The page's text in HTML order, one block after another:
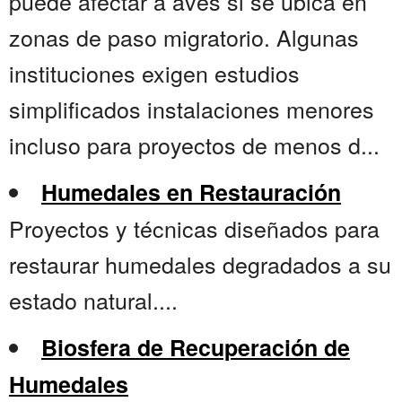
zonas de paso migratorio. Algunas
instituciones exigen estudios
simplificados instalaciones menores
incluso para proyectos de menos d...
Humedales en Restauración
Proyectos y técnicas diseñados para
restaurar humedales degradados a su
estado natural....
Biosfera de Recuperación de
Humedales